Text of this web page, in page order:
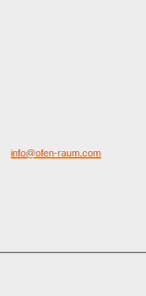
info@ofen-raum.com